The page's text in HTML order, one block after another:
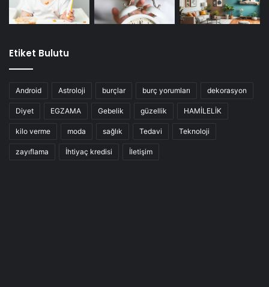
Etiket Bulutu
Android Astroloji burçlar burç yorumları dekorasyon
Diyet EGZAMA Gebelik güzellik HAMİLELİK
kilo verme moda sağlık Tedavi Teknoloji
zayıflama İhtiyaç kredisi İletişim